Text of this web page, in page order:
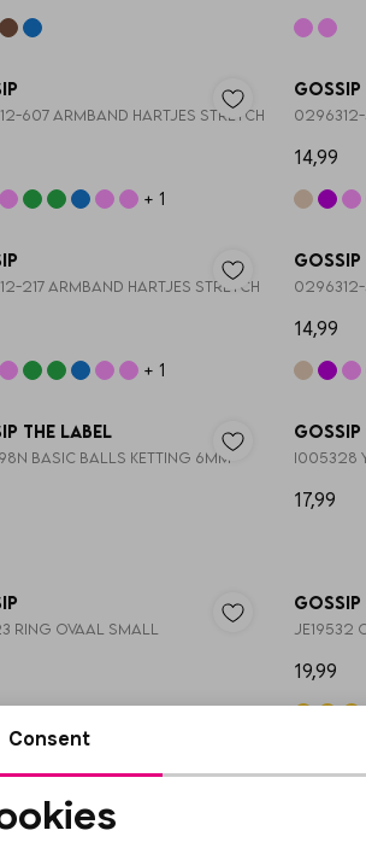
607 ARMBAND HARTJES STRETCH
+ 1
Gossip
0296312-
14,99
217 ARMBAND HARTJES STRETCH
+ 1
Gossip
0296312-
14,99
the Label
BASIC BALLS KETTING 6MM
Gossip
I005328
17,99
RING OVAAL SMALL
Gossip
JE19532
19,99
OORBELLEN HARTJES EN KRALEN
Gossip
Noodzakelijke
Consent